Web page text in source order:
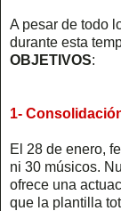
A pesar de todo
durante esta
OBJETIVOS:
1-
El 28 de enero,
ni 30 músicos.
ofrece una
que la plantilla